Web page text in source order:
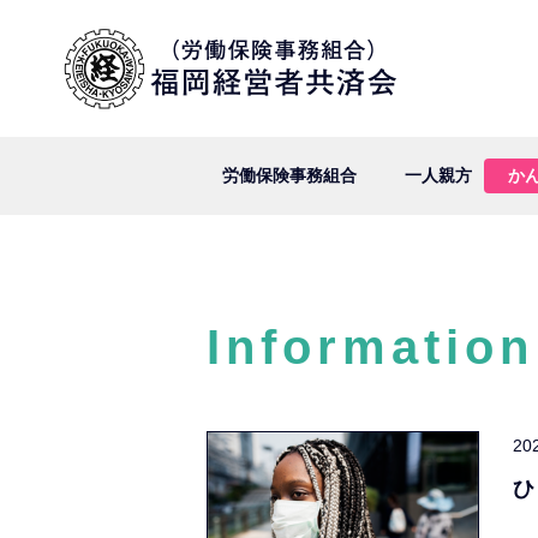
労働保険事務組合 一人親方 か
Information